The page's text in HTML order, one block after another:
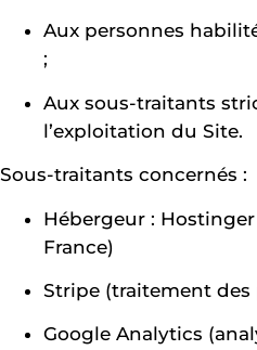
Aux personnes
;
Aux sous-traitants
l’exploitation du Site.
Sous-traitants concernés :
Hébergeur :
France)
Stripe (traitement des
Google Analytics